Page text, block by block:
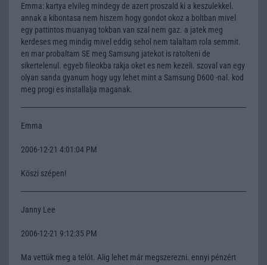
Emma: kartya elvileg mindegy de azert proszald ki a keszulekkel.
annak a kibontasa nem hiszem hogy gondot okoz a boltban mivel
egy pattintos muanyag tokban van szal nem gaz. a jatek meg
kerdeses meg mindig mivel eddig sehol nem talaltam rola semmit.
en mar probaltam SE meg Samsung jatekot is ratolteni de
sikertelenul. egyeb fileokba rakja oket es nem kezeli. szoval van egy
olyan sanda gyanum hogy ugy lehet mint a Samsung D600 -nal. kod
meg progi es installalja maganak.
Emma
2006-12-21 4:01:04 PM
Köszi szépen!
Janny Lee
2006-12-21 9:12:35 PM
Ma vettük meg a telót. Alig lehet már megszerezni. ennyi pénzért